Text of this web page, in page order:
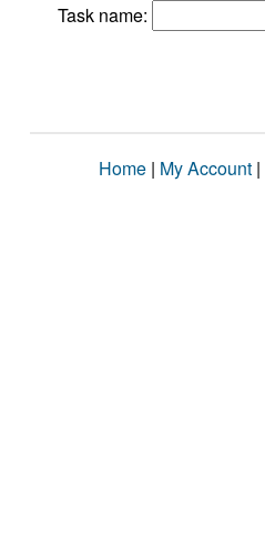
Task name:
Home | My Account |